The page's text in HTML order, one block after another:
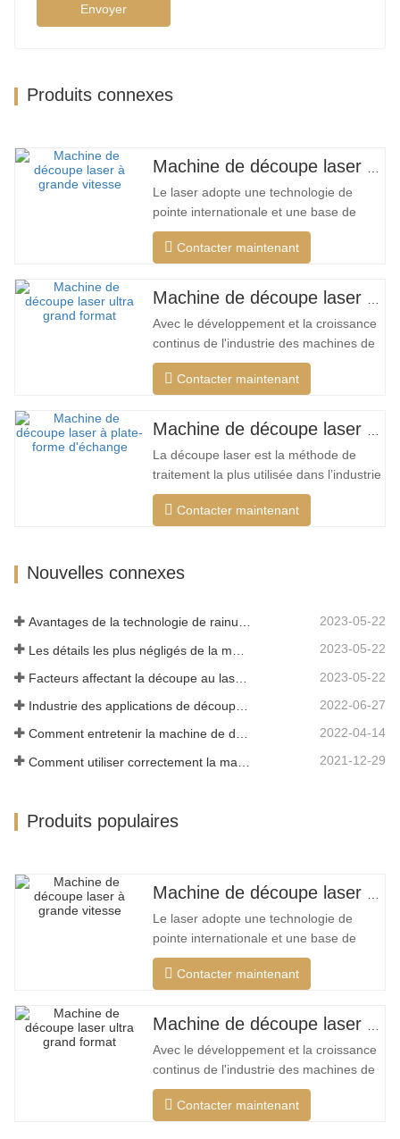
Envoyer
Produits connexes
Le laser adopte une technologie de
pointe internationale et une base de
données de processus de découpe
unique, qui peut effectuer différentes
matériaux, optimiser la surface de
coupe, couper une plus large gamme de
matériaux, une vitesse plus rapide,
une…
Contacter maintenant
Avec le développement et la croissance
continus de l'industrie des machines de
découpe laser de mon pays, il existe de
plus en plus de types de machines de
machines de découpe laser sont
constamment enrichis, et la qualité des
produits fabriqués par les grandes…
Contacter maintenant
La découpe laser est la méthode de
traitement la plus utilisée dans l’industrie
du traitement au laser. Le faisceau
invisible remplace le couteau mécanique
d'une vitesse de coupe rapide, non
Contacter maintenant
Nouvelles connexes
Avantages de la technologie de rainurage laser 2023-05-22
2023-05-22
2023-05-22
2022-06-27
Comment entretenir la machine de découpe laser 2022-04-14
2021-12-29
Produits populaires
Le laser adopte une technologie de
pointe internationale et une base de
données de processus de découpe
unique, qui peut effectuer différentes
matériaux, optimiser la surface de
coupe, couper une plus large gamme de
matériaux, une vitesse plus rapide, une
Contacter maintenant
Avec le développement et la croissance
continus de l'industrie des machines de
découpe laser de mon pays, il existe de
plus en plus de types de machines de
Contacter maintenant